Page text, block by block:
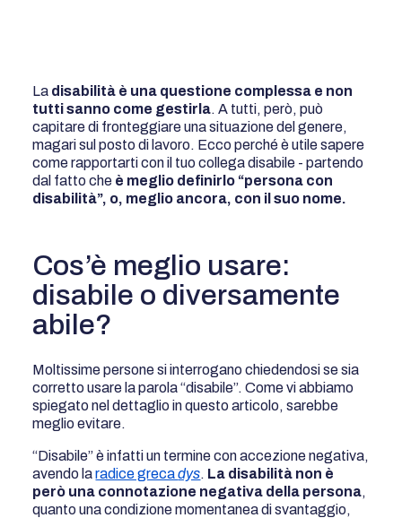
La disabilità è una questione complessa e non
tutti sanno come gestirla. A tutti, però, può
capitare di fronteggiare una situazione del genere,
magari sul posto di lavoro. Ecco perché è utile sapere
come rapportarti con il tuo collega disabile - partendo
dal fatto che è meglio definirlo “persona con
disabilità”, o, meglio ancora, con il suo nome.
Cos’è meglio usare:
disabile o diversamente
abile?
Moltissime persone si interrogano chiedendosi se sia
corretto usare la parola “disabile”. Come vi abbiamo
spiegato nel dettaglio in questo articolo, sarebbe
meglio evitare.
“Disabile” è infatti un termine con accezione negativa,
avendo laradice grecadys. La disabilità non è
però una connotazione negativa della persona,
quanto una condizione momentanea di svantaggio,